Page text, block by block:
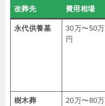
改葬先 費用相場
永代供養墓
30万〜50万
円
樹木葬
20万〜80万